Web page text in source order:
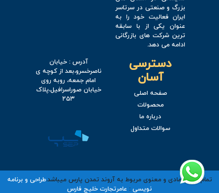
بزرگ و صنعتی در سرتاسر
ایران فعالیت خود را به
عنوان یکی از با سابقه
ترین شرکت های بازرگانی
ادامه می دهد.
دسترسی
آسان
صفحه اصلی
محصولات
درباره ما
سوالات متداول
آدرس : خیابان
ناصرخسرو،بعد از کوچه ی
امام جمعه، روبه روی
خیابان صوراسرافیل،پلاک
۲۵۳
تمام حقوق مادی و معنوی مربوط به آروند تمدن پارس میباشد.طراحی و برنامه
نویسی : عامرتجارت خلیج فارس